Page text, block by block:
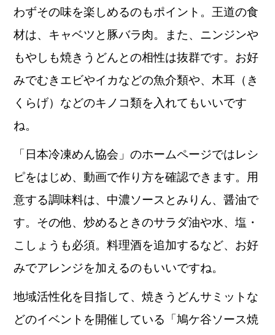
わずその味を楽しめるのもポイント。王道の食
材は、キャベツと豚バラ肉。また、ニンジンや
もやしも焼きうどんとの相性は抜群です。お好
みでむきエビやイカなどの魚介類や、木耳（き
くらげ）などのキノコ類を入れてもいいです
ね。
「日本冷凍めん協会」のホームページではレシ
ピをはじめ、動画で作り方を確認できます。用
意する調味料は、中濃ソースとみりん、醤油で
す。その他、炒めるときのサラダ油や水、塩・
こしょうも必須。料理酒を追加するなど、お好
みでアレンジを加えるのもいいですね。
地域活性化を目指して、焼きうどんサミットな
どのイベントを開催している「鳩ケ谷ソース焼